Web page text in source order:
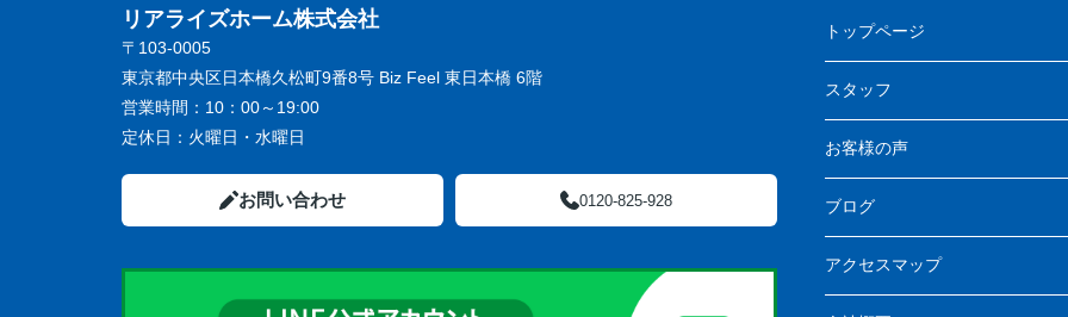
リアライズホーム株式会社
〒103-0005
東京都中央区日本橋久松町9番8号 Biz Feel 東日本橋 6階
営業時間： 10：00～19:00
定休日： 火曜日・水曜日
お問い合わせ 0120-825-928
トップページ
スタッフ
お客様の声
ブログ
アクセスマップ